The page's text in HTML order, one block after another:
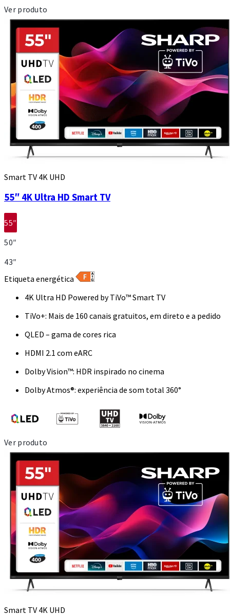
Ver produto
Smart TV 4K UHD
55″ 4K Ultra HD Smart TV
55″
50″
43″
Etiqueta energética
4K Ultra HD Powered by TiVo™ Smart TV
TiVo+: Mais de 160 canais gratuitos, em direto e a pedido
QLED – gama de cores rica
HDMI 2.1 com eARC
Dolby Vision™: HDR inspirado no cinema
Dolby Atmos®: experiência de som total 360°
Ver produto
Smart TV 4K UHD